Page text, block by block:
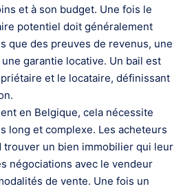
et à son budget. Une fois le
potentiel doit généralement
que des preuves de revenus, une
garantie locative. Un bail est
et le locataire, définissant
en Belgique, cela nécessite
long et complexe. Les acheteurs
trouver un bien immobilier qui leur
négociations avec le vendeur
de vente. Une fois un